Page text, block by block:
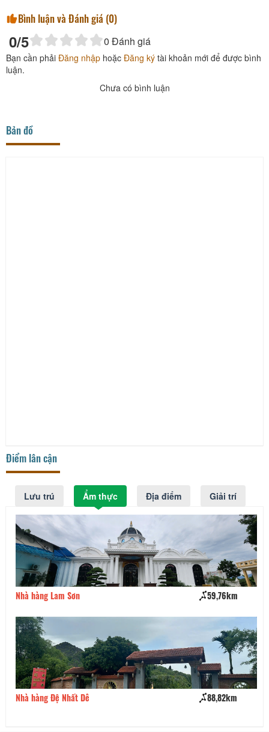
Bình luận và Đánh giá (0)
0/5 0 Đánh giá
Bạn cần phải Đăng nhập hoặc Đăng ký tài khoản mới để được bình
luận.
Chưa có bình luận
Bản đồ
Điểm lân cận
Lưu trú Ẩm thực Địa điểm Giải trí
Nhà hàng Lam Sơn 59,76km
Nhà hàng Đệ Nhất Dê 88,82km